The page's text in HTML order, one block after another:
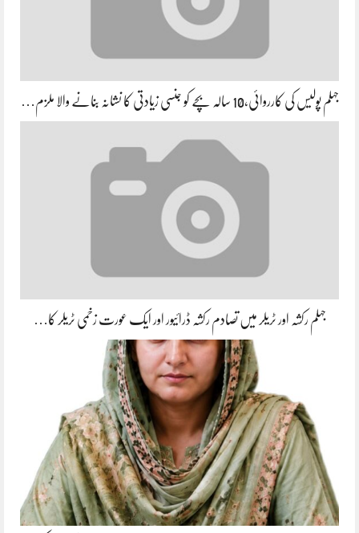
جہلم پولیس کی کارروائی،10 سالہ بچے کو جنسی زیادتی کا نشانہ بنانے والا ملزم…
جہلم رکشہ اور ٹریلر میں تصادم رکشہ ڈرائیور اور ایک عورت زخمی ٹریلر کا…